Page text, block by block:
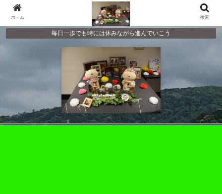
毎日一歩でも時には休みながら進んでいこう
ホーム 検索